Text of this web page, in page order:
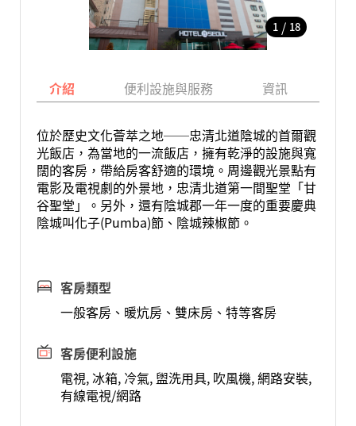
1 / 18
介紹 便利設施與服務 資訊
位於歷史文化薈萃之地──忠清北道陰城的首爾觀
光飯店，為當地的一流飯店，擁有乾淨的設施與寬
闊的客房，帶給房客舒適的環境。周邊觀光景點有
電影及電視劇的外景地，忠清北道第一間聖堂「甘
谷聖堂」。另外，還有陰城郡一年一度的重要慶典
陰城叫化子(Pumba)節、陰城辣椒節。
客房類型
一般客房、暖炕房、雙床房、特等客房
客房便利設施
電視, 冰箱, 冷氣, 盥洗用具, 吹風機, 網路安裝,
有線電視/網路